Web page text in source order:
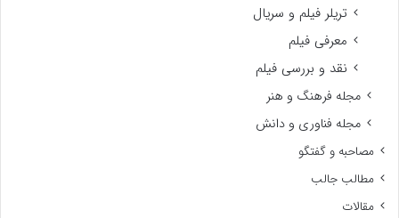
تریلر فیلم و سریال
معرفی فیلم
نقد و بررسی فیلم
مجله فرهنگ و هنر
مجله فناوری و دانش
مصاحبه و گفتگو
مطالب جالب
مقالات